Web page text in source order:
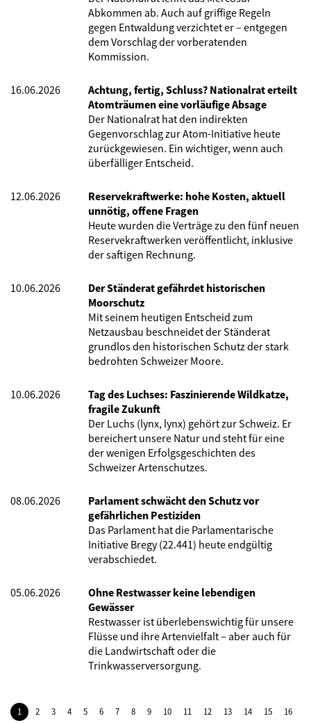
Abkommen ab. Auch auf griffige Regeln
gegen Entwaldung verzichtet er – entgegen
dem Vorschlag der vorberatenden
Kommission.
16.06.2026
Achtung, fertig, Schluss? Nationalrat erteilt
Atomträumen eine vorläufige Absage
Der Nationalrat hat den indirekten
Gegenvorschlag zur Atom-Initiative heute
zurückgewiesen. Ein wichtiger, wenn auch
überfälliger Entscheid.
12.06.2026
Reservekraftwerke: hohe Kosten, aktuell
unnötig, offene Fragen
Heute wurden die Verträge zu den fünf neuen
Reservekraftwerken veröffentlicht, inklusive
der saftigen Rechnung.
10.06.2026
Der Ständerat gefährdet historischen
Moorschutz
Mit seinem heutigen Entscheid zum
Netzausbau beschneidet der Ständerat
grundlos den historischen Schutz der stark
bedrohten Schweizer Moore.
10.06.2026
Tag des Luchses: Faszinierende Wildkatze,
fragile Zukunft
Der Luchs (lynx, lynx) gehört zur Schweiz. Er
bereichert unsere Natur und steht für eine
der wenigen Erfolgsgeschichten des
Schweizer Artenschutzes.
08.06.2026
Parlament schwächt den Schutz vor
gefährlichen Pestiziden
Das Parlament hat die Parlamentarische
Initiative Bregy (22.441) heute endgültig
verabschiedet.
05.06.2026
Ohne Restwasser keine lebendigen
Gewässer
Restwasser ist überlebenswichtig für unsere
Flüsse und ihre Artenvielfalt – aber auch für
die Landwirtschaft oder die
Trinkwasserversorgung.
1 2 3 4 5 6 7 8 9 10 11 12 13 14 15
16